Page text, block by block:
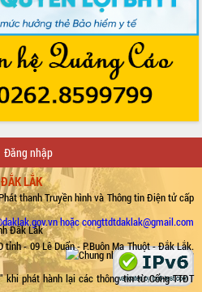
Đăng nhập
LẮK
thanh Truyền hình và Thông tin Điện tử cấp
Đắk Lắk
tỉnh - 09 Lê Duẩn - P.Buôn Ma Thuột - Đắk Lắk.
hoặc congttdtdaklak@gmail.com
khi phát hành lại các thông tin từ Cổng TTĐT